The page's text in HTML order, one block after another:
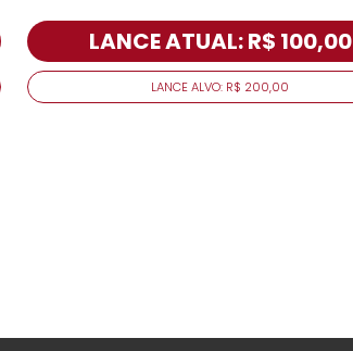
LANCE ATUAL: R$ 100,00
LANCE ALVO: R$ 200,00